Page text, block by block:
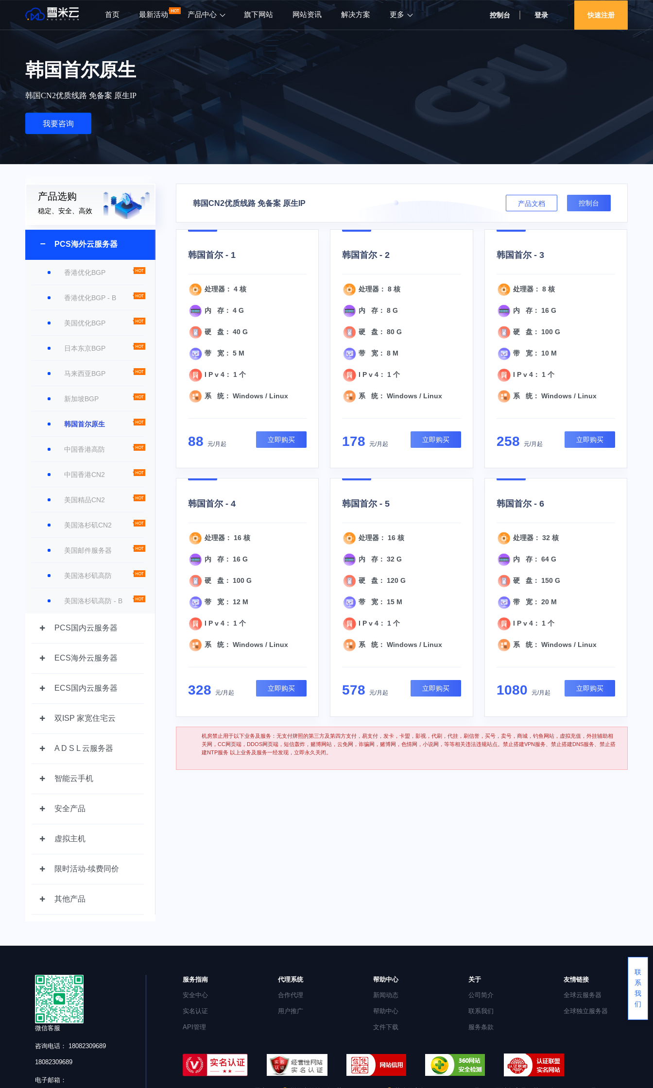
首页 最新活动 产品中心 旗下网站 网站资讯 解决方案 更多 控制台 登录 快速注册
韩国首尔原生
韩国CN2优质线路 免备案 原生IP
我要咨询
产品选购
稳定、安全、高效
PCS海外云服务器
香港优化BGP
香港优化BGP - B
美国优化BGP
日本东京BGP
马来西亚BGP
新加坡BGP
韩国首尔原生
中国香港高防
中国香港CN2
美国精品CN2
美国洛杉矶CN2
美国邮件服务器
美国洛杉矶高防
美国洛杉矶高防 - B
PCS国内云服务器
ECS海外云服务器
ECS国内云服务器
双ISP 家宽住宅云
A D S L 云服务器
智能云手机
安全产品
虚拟主机
限时活动-续费同价
其他产品
韩国CN2优质线路 免备案 原生IP 控制台
产品文档
韩国首尔 - 1
处理器： 4 核
内 存： 4 G
硬 盘： 40 G
带 宽： 5 M
I P v 4： 1 个
系 统： Windows / Linux
88 元/月起
立即购买
韩国首尔 - 2
处理器： 8 核
内 存： 8 G
硬 盘： 80 G
带 宽： 8 M
I P v 4： 1 个
系 统： Windows / Linux
178元/月起
立即购买
韩国首尔 - 3
处理器： 8 核
内 存： 16 G
硬 盘： 100 G
带 宽： 10 M
I P v 4： 1 个
系 统： Windows / Linux
258 元/月起
立即购买
韩国首尔 - 4
处理器： 16 核
内 存： 16 G
硬 盘： 100 G
带 宽： 12 M
I P v 4： 1 个
系 统： Windows / Linux
328 元/月起
立即购买
韩国首尔 - 5
处理器： 16 核
内 存： 32 G
硬 盘： 120 G
带 宽： 15 M
I P v 4： 1 个
系 统： Windows / Linux
578元/月起
立即购买
韩国首尔 - 6
处理器： 32 核
内 存： 64 G
硬 盘： 150 G
带 宽： 20 M
I P v 4： 1 个
系 统： Windows / Linux
1080 元/月起
立即购买
机房禁止用于以下业务及服务：无支付牌照的第三方及第四方支付，易支付，发卡，卡盟，影视，代刷，代挂，刷信誉，买号，卖号，商城，钓鱼网站，虚拟充值，外挂辅助相
关网，CC网页端，DDOS网页端，短信轰炸，赌博网站，云免网，诈骗网，赌博网，色情网，小说网，等等相关违法违规站点。禁止搭建VPN服务、禁止搭建DNS服务、禁止搭
建NTP服务 以上业务及服务一经发现，立即永久关闭。
微信客服
咨询电话： 18082309689
18082309689
电子邮箱：
服务指南
安全中心
实名认证
API管理
代理系统
合作代理
用户推广
帮助中心
新闻动态
帮助中心
文件下载
关于
公司简介
联系我们
服务条款
友情链接
全球云服务器
全球独立服务器
联
系
我
们